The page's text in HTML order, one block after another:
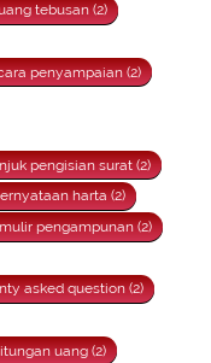
tebusan (2)
penyampaian (2)
pengisian surat (2)
harta (2)
pengampunan (2)
asked question (2)
uang (2)